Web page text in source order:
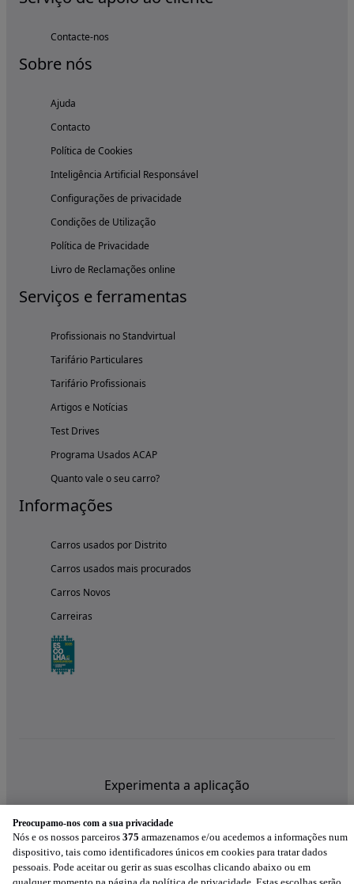
Contacte-nos
Sobre nós
Ajuda
Contacto
Política de Cookies
Inteligência Artificial Responsável
Configurações de privacidade
Condições de Utilização
Política de Privacidade
Livro de Reclamações online
Serviços e ferramentas
Profissionais no Standvirtual
Tarifário Particulares
Tarifário Profissionais
Artigos e Notícias
Test Drives
Programa Usados ACAP
Quanto vale o seu carro?
Informações
Carros usados por Distrito
Carros usados mais procurados
Carros Novos
Carreiras
Experimenta a aplicação
Preocupamo-nos com a sua privacidade
Nós e os nossos parceiros 375 armazenamos e/ou acedemos a informações num
dispositivo, tais como identificadores únicos em cookies para tratar dados
pessoais. Pode aceitar ou gerir as suas escolhas clicando abaixo ou em